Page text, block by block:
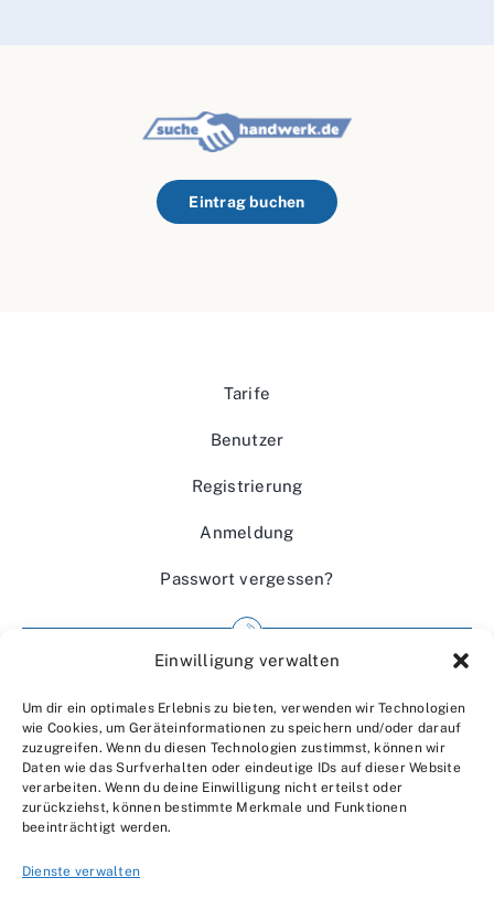
Einwilligung verwalten
Um dir ein optimales Erlebnis zu bieten, verwenden wir Technologien
wie Cookies, um Geräteinformationen zu speichern und/oder darauf
zuzugreifen. Wenn du diesen Technologien zustimmst, können wir
Daten wie das Surfverhalten oder eindeutige IDs auf dieser Website
verarbeiten. Wenn du deine Einwilligung nicht erteilst oder
zurückziehst, können bestimmte Merkmale und Funktionen
beeinträchtigt werden.
Dienste verwalten
Eintrag buchen
Tarife
Benutzer
Registrierung
Anmeldung
Passwort vergessen?
Wir über uns
Kontakt
Datenschutzerklärung